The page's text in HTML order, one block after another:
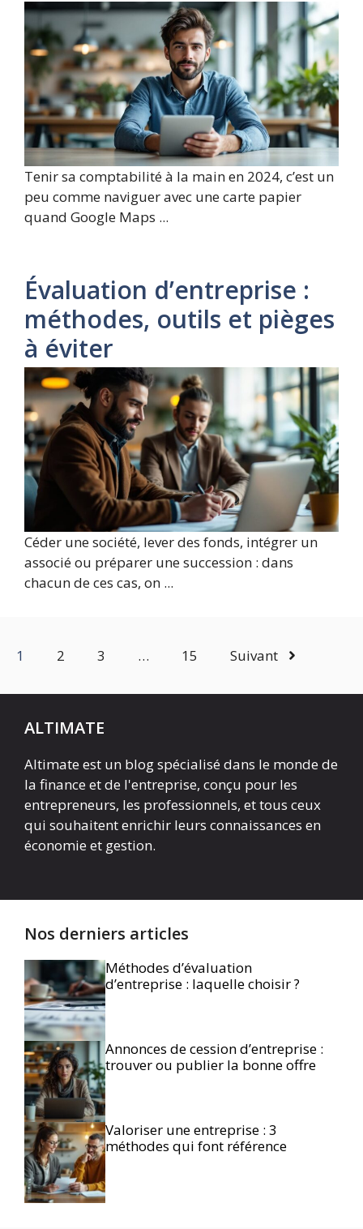
Tenir sa comptabilité à la main en 2024, c’est un
peu comme naviguer avec une carte papier
quand Google Maps ...
Évaluation d’entreprise :
méthodes, outils et pièges
à éviter
Céder une société, lever des fonds, intégrer un
associé ou préparer une succession : dans
chacun de ces cas, on ...
1 2 3 … 15 Suivant
ALTIMATE
Altimate est un blog spécialisé dans le monde de
la finance et de l'entreprise, conçu pour les
entrepreneurs, les professionnels, et tous ceux
qui souhaitent enrichir leurs connaissances en
économie et gestion.
Nos derniers articles
Méthodes d’évaluation
d’entreprise : laquelle choisir ?
Annonces de cession d’entreprise :
trouver ou publier la bonne offre
Valoriser une entreprise : 3
méthodes qui font référence